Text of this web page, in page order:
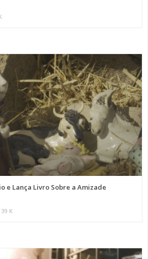
e Lança Livro Sobre a Amizade
39 K